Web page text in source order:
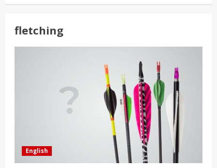
fletching
English